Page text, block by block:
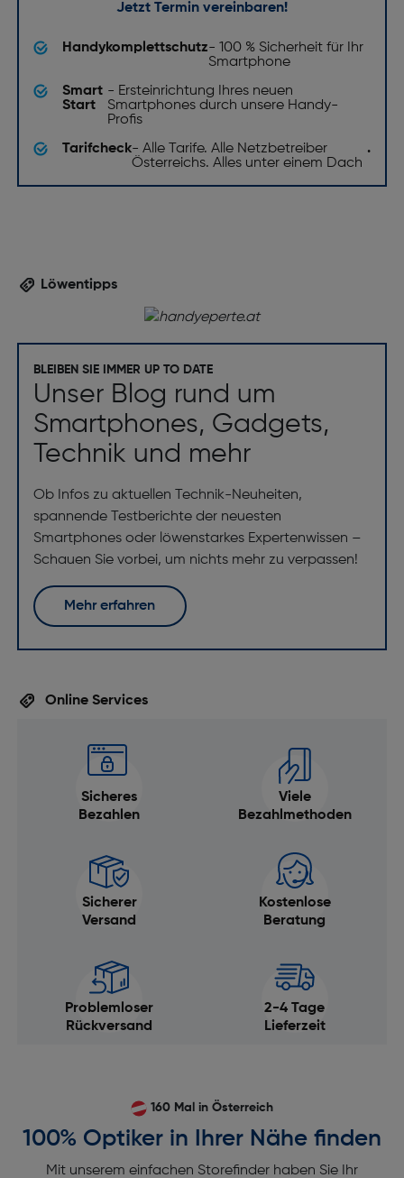
Jetzt Termin vereinbaren!
Handykomplettschutz- 100 % Sicherheit für Ihr
Smartphone
Smart
Start
- Ersteinrichtung Ihres neuen
Smartphones durch unsere Handy-
Profis
Tarifcheck- Alle Tarife. Alle Netzbetreiber
Österreichs. Alles unter einem Dach
.
Löwentipps
BLEIBEN SIE IMMER UP TO DATE
Unser Blog rund um
Smartphones, Gadgets,
Technik und mehr
Ob Infos zu aktuellen Technik-Neuheiten,
spannende Testberichte der neuesten
Smartphones oder löwenstarkes Expertenwissen –
Schauen Sie vorbei, um nichts mehr zu verpassen!
Mehr erfahren
Online Services
Sicheres
Bezahlen
Viele
Bezahlmethoden
Sicherer
Versand
Kostenlose
Beratung
Problemloser
Rückversand
2-4 Tage
Lieferzeit
160 Mal in Österreich
100% Optiker in Ihrer Nähe finden
Mit unserem einfachen Storefinder haben Sie Ihr